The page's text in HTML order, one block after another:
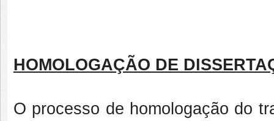
HOMOLOGAÇÃO DE
O processo de homologação do